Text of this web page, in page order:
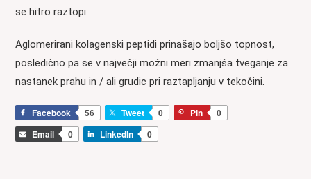
se hitro raztopi.
Aglomerirani kolagenski peptidi prinašajo boljšo topnost,
posledično pa se v največji možni meri zmanjša tveganje za
nastanek prahu in / ali grudic pri raztapljanju v tekočini.
Facebook 56 Tweet 0 Pin
0
Email
0 LinkedIn 0